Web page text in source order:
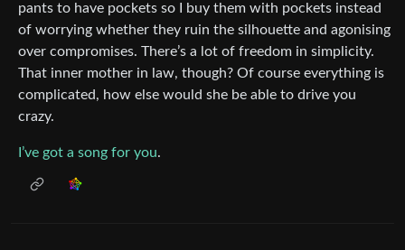
pants to have pockets so I buy them with pockets instead
of worrying whether they ruin the silhouette and agonising
over compromises. There’s a lot of freedom in simplicity.
That inner mother in law, though? Of course everything is
complicated, how else would she be able to drive you
crazy.
I’ve got a song for you.